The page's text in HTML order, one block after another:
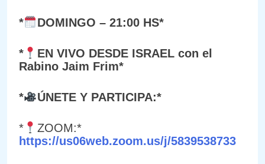
* DOMINGO – 21:00 HS*
*
EN VIVO DESDE ISRAEL con el
Rabino Jaim Frim*
* ÚNETE Y PARTICIPA:*
*
ZOOM:*
https://us06web.zoom.us/j/5839538733